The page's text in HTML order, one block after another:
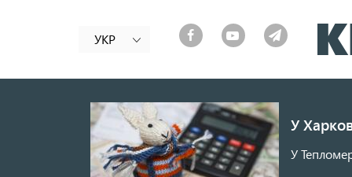
УКР
У
У